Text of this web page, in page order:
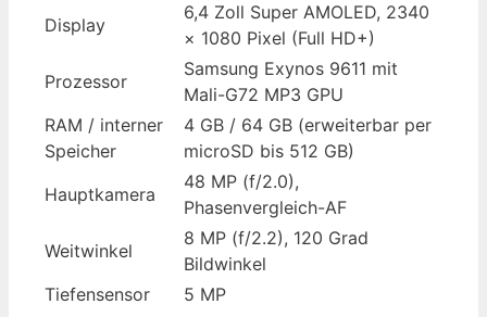
Display
6,4 Zoll Super AMOLED, 2340
× 1080 Pixel (Full HD+)
Prozessor
Samsung Exynos 9611 mit
Mali-G72 MP3 GPU
RAM / interner
Speicher
4 GB / 64 GB (erweiterbar per
microSD bis 512 GB)
Hauptkamera
48 MP (f/2.0),
Phasenvergleich-AF
Weitwinkel
8 MP (f/2.2), 120 Grad
Bildwinkel
Tiefensensor
5 MP